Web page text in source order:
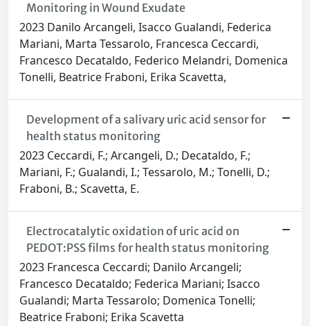
Monitoring in Wound Exudate
2023 Danilo Arcangeli, Isacco Gualandi, Federica
Mariani, Marta Tessarolo, Francesca Ceccardi,
Francesco Decataldo, Federico Melandri, Domenica
Tonelli, Beatrice Fraboni, Erika Scavetta,
Development of a salivary uric acid sensor for
health status monitoring
2023 Ceccardi, F.; Arcangeli, D.; Decataldo, F.;
Mariani, F.; Gualandi, I.; Tessarolo, M.; Tonelli, D.;
Fraboni, B.; Scavetta, E.
Electrocatalytic oxidation of uric acid on
PEDOT:PSS films for health status monitoring
2023 Francesca Ceccardi; Danilo Arcangeli;
Francesco Decataldo; Federica Mariani; Isacco
Gualandi; Marta Tessarolo; Domenica Tonelli;
Beatrice Fraboni; Erika Scavetta